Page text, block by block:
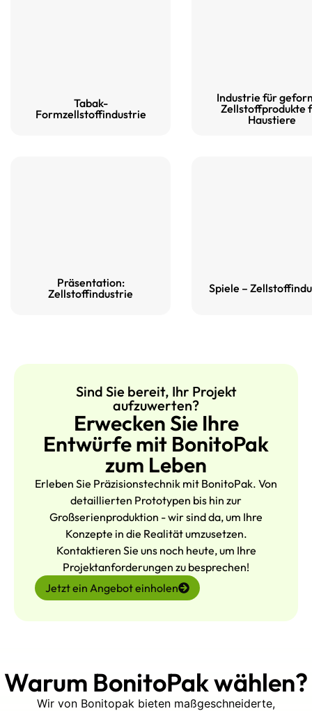
Tabak-
Formzellstoffindustrie
Industrie für
Zellstoffprodukte
Haustiere
Präsentation:
Zellstoffindustrie
Spiele –
Sind Sie bereit, Ihr Projekt
aufzuwerten?
Erwecken Sie Ihre
Entwürfe mit BonitoPak
zum Leben
Erleben Sie Präzisionstechnik mit BonitoPak. Von
detaillierten Prototypen bis hin zur
Großserienproduktion - wir sind da, um Ihre
Konzepte in die Realität umzusetzen.
Kontaktieren Sie uns noch heute, um Ihre
Projektanforderungen zu besprechen!
Jetzt ein Angebot einholen
Warum BonitoPak wählen?
Wir von Bonitopak bieten maßgeschneiderte,